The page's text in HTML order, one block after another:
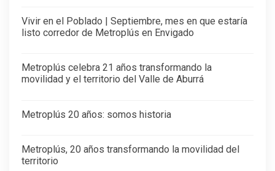
Vivir en el Poblado | Septiembre, mes en que estaría
listo corredor de Metroplús en Envigado
Metroplús celebra 21 años transformando la
movilidad y el territorio del Valle de Aburrá
Metroplús 20 años: somos historia
Metroplús, 20 años transformando la movilidad del
territorio